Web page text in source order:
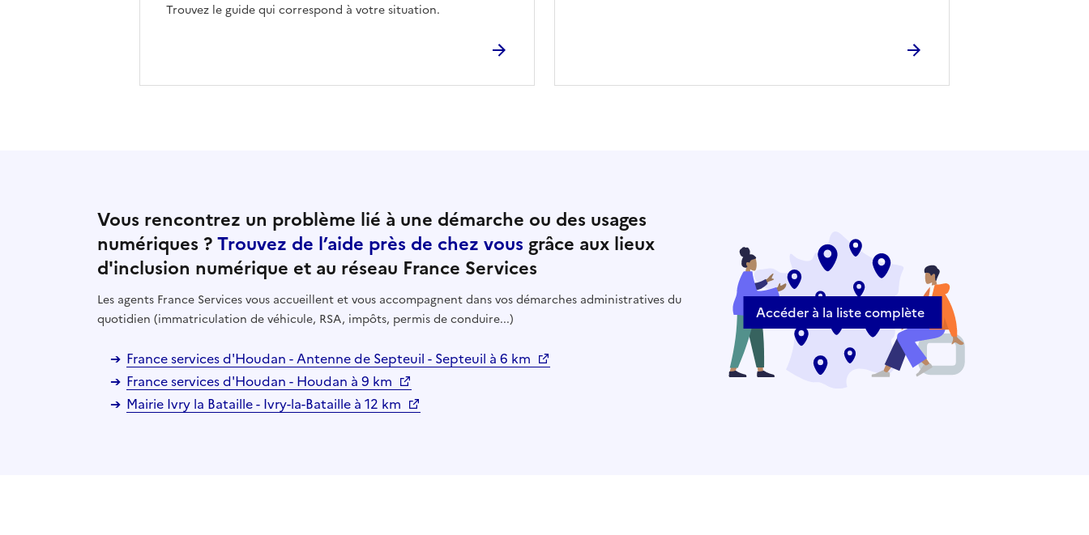
Trouvez le guide qui correspond à votre situation.
Vous rencontrez un problème lié à une démarche ou des usages
numériques ?Trouvez de l’aide près de chez vous grâce aux lieux
d'inclusion numérique et au réseau France Services
Les agents France Services vous accueillent et vous accompagnent dans vos démarches administratives du
quotidien (immatriculation de véhicule, RSA, impôts, permis de conduire...)
France services d'Houdan - Antenne de Septeuil - Septeuil à 6 km
France services d'Houdan - Houdan à 9 km
Mairie Ivry la Bataille - Ivry-la-Bataille à 12 km
Accéder à la liste complète